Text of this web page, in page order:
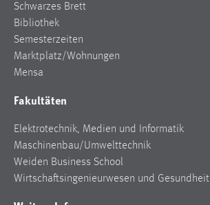
Schwarzes Brett
Bibliothek
Semesterzeiten
Marktplatz/Wohnungen
Mensa
Fakultäten
Elektrotechnik, Medien und Informatik
Maschinenbau/Umwelttechnik
Weiden Business School
Wirtschaftsingenieurwesen und Gesundheit